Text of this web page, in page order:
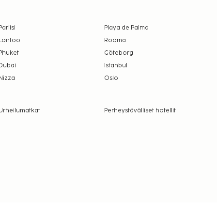
Playa de Palma
Rooma
Göteborg
Istanbul
Oslo
Perheystävälliset hotellit